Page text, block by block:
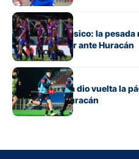
Fútbol
Otra vez un clásico: la pesada
intentará cortar ante Huracán
Fútbol
San Lorenzo ya dio vuelta la
clásico ante Huracán